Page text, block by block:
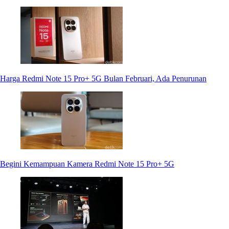
Harga Redmi Note 15 Pro+ 5G Bulan Februari, Ada Penurunan
Begini Kemampuan Kamera Redmi Note 15 Pro+ 5G